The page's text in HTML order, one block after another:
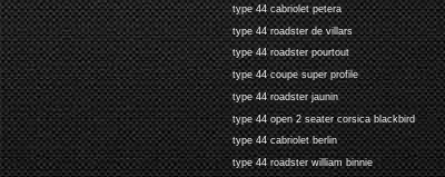
type 44 cabriolet petera
type 44 roadster de villars
type 44 roadster pourtout
type 44 coupe super profile
type 44 roadster jaunin
type 44 open 2 seater corsica blackbird
type 44 cabriolet berlin
type 44 roadster william binnie